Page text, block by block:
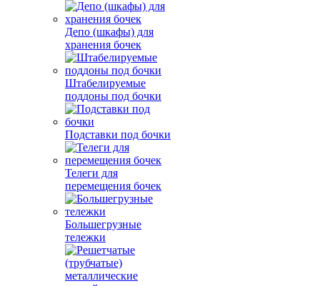
Депо (шкафы) для
хранения бочек
Штабелируемые
поддоны под бочки
Подставки под бочки
Телеги для
перемещения бочек
Большегрузные
тележки